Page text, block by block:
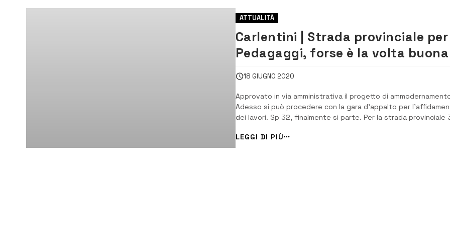
ATTUALITÀ
Carlentini | Strada provinciale per
Pedagaggi, forse è la volta buona
18 GIUGNO 2020
Approvato in via amministrativa il progetto di
Adesso si può procedere con la gara d’appalto per
dei lavori. Sp 32, finalmente si parte. Per la strada provinciale
stata infatti pubblicata la delibera del commissario straordinario
della ex Provincia ...
LEGGI DI PIÙ